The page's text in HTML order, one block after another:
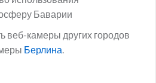
Баварии
веб-камеры других городов
Берлина.